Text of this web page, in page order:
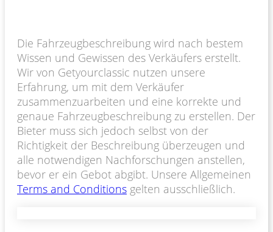
Die Fahrzeugbeschreibung wird nach bestem
Wissen und Gewissen des Verkäufers erstellt.
Wir von Getyourclassic nutzen unsere
Erfahrung, um mit dem Verkäufer
zusammenzuarbeiten und eine korrekte und
genaue Fahrzeugbeschreibung zu erstellen. Der
Bieter muss sich jedoch selbst von der
Richtigkeit der Beschreibung überzeugen und
alle notwendigen Nachforschungen anstellen,
bevor er ein Gebot abgibt. Unsere Allgemeinen
Terms and Conditions gelten ausschließlich.